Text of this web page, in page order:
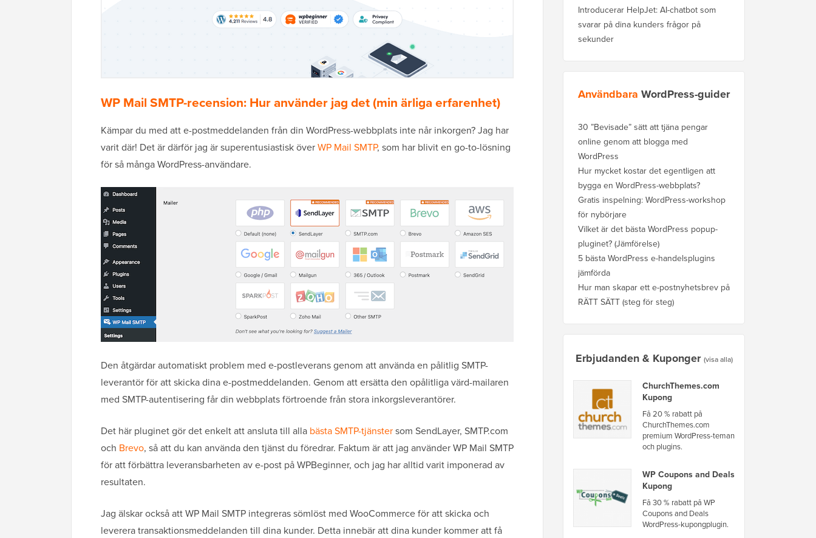
WP Mail SMTP-recension: Hur använder jag det (min ärliga erfarenhet)
Kämpar du med att e-postmeddelanden från din WordPress-webbplats inte når inkorgen? Jag har
varit där! Det är därför jag är superentusiastisk överWP Mail SMTP, som har blivit en go-to-lösning
för så många WordPress-användare.
Den åtgärdar automatiskt problem med e-postleverans genom att använda en pålitlig SMTP-
leverantör för att skicka dina e-postmeddelanden. Genom att ersätta den opålitliga värd-mailaren
med SMTP-autentisering får din webbplats förtroende från stora inkorgsleverantörer.
Det här pluginet gör det enkelt att ansluta till alla bästa SMTP-tjänstersom SendLayer, SMTP.com
och Brevo, så att du kan använda den tjänst du föredrar. Faktum är att jag använder WP Mail SMTP
för att förbättra leveransbarheten av e-post på WPBeginner, och jag har alltid varit imponerad av
resultaten.
Jag älskar också att WP Mail SMTP integreras sömlöst med WooCommerce för att skicka och
leverera transaktionsmeddelanden till dina kunder. Detta innebär att dina kunder kommer att få
Introducerar HelpJet: AI-chatbot som
svarar på dina kunders frågor på
sekunder
Användbara WordPress-guider
30 ”Bevisade” sätt att tjäna pengar
online genom att blogga med
WordPress
Hur mycket kostar det egentligen att
bygga en WordPress-webbplats?
Gratis inspelning: WordPress-workshop
för nybörjare
Vilket är det bästa WordPress popup-
pluginet? (Jämförelse)
5 bästa WordPress e-handelsplugins
jämförda
Hur man skapar ett e-postnyhetsbrev på
RÄTT SÄTT (steg för steg)
Erbjudanden & Kuponger (visa alla)
ChurchThemes.com
Kupong
Få 20 % rabatt på
ChurchThemes.com
premium WordPress-teman
och plugins.
WP Coupons and Deals
Kupong
Få 30 % rabatt på WP
Coupons and Deals
WordPress-kupongplugin.